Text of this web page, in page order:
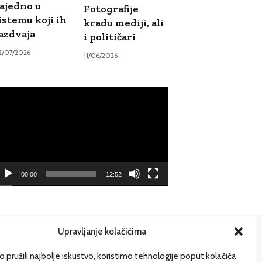
Upravljanje kolačićima
pružili najbolje iskustvo, koristimo tehnologije poput kolačića
u
koji ih
07/2026
Fotografije
kradu mediji, ali
i političari
11/06/2026
00:00 12:52